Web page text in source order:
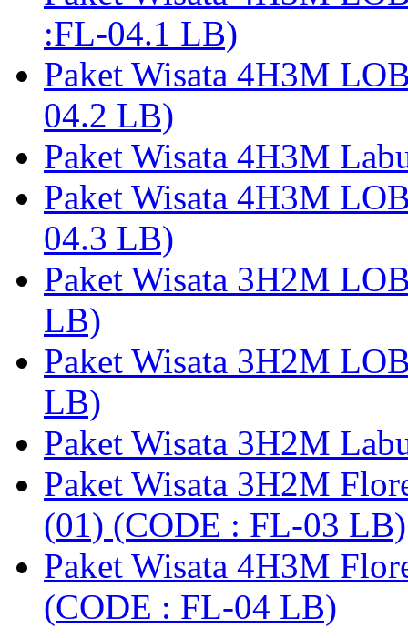
:FL-04.1 LB)
Paket Wisata 4H3M
04.2 LB)
Paket Wisata 4H3M
Paket Wisata 4H3M
04.3 LB)
Paket Wisata 3H2M
LB)
Paket Wisata 3H2M
LB)
Paket Wisata 3H2M
Paket Wisata 3H2M
(01) (CODE : FL-03 LB)
Paket Wisata 4H3M
(CODE : FL-04 LB)